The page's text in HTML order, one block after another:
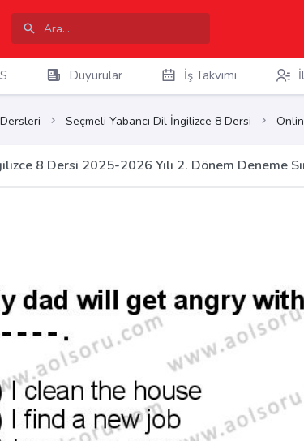
Duyurular İş Takvimi
Seçmeli Yabancı Dil İngilizce 8 Dersi
8 Dersi 2025-2026 Yılı 2. Dönem Deneme